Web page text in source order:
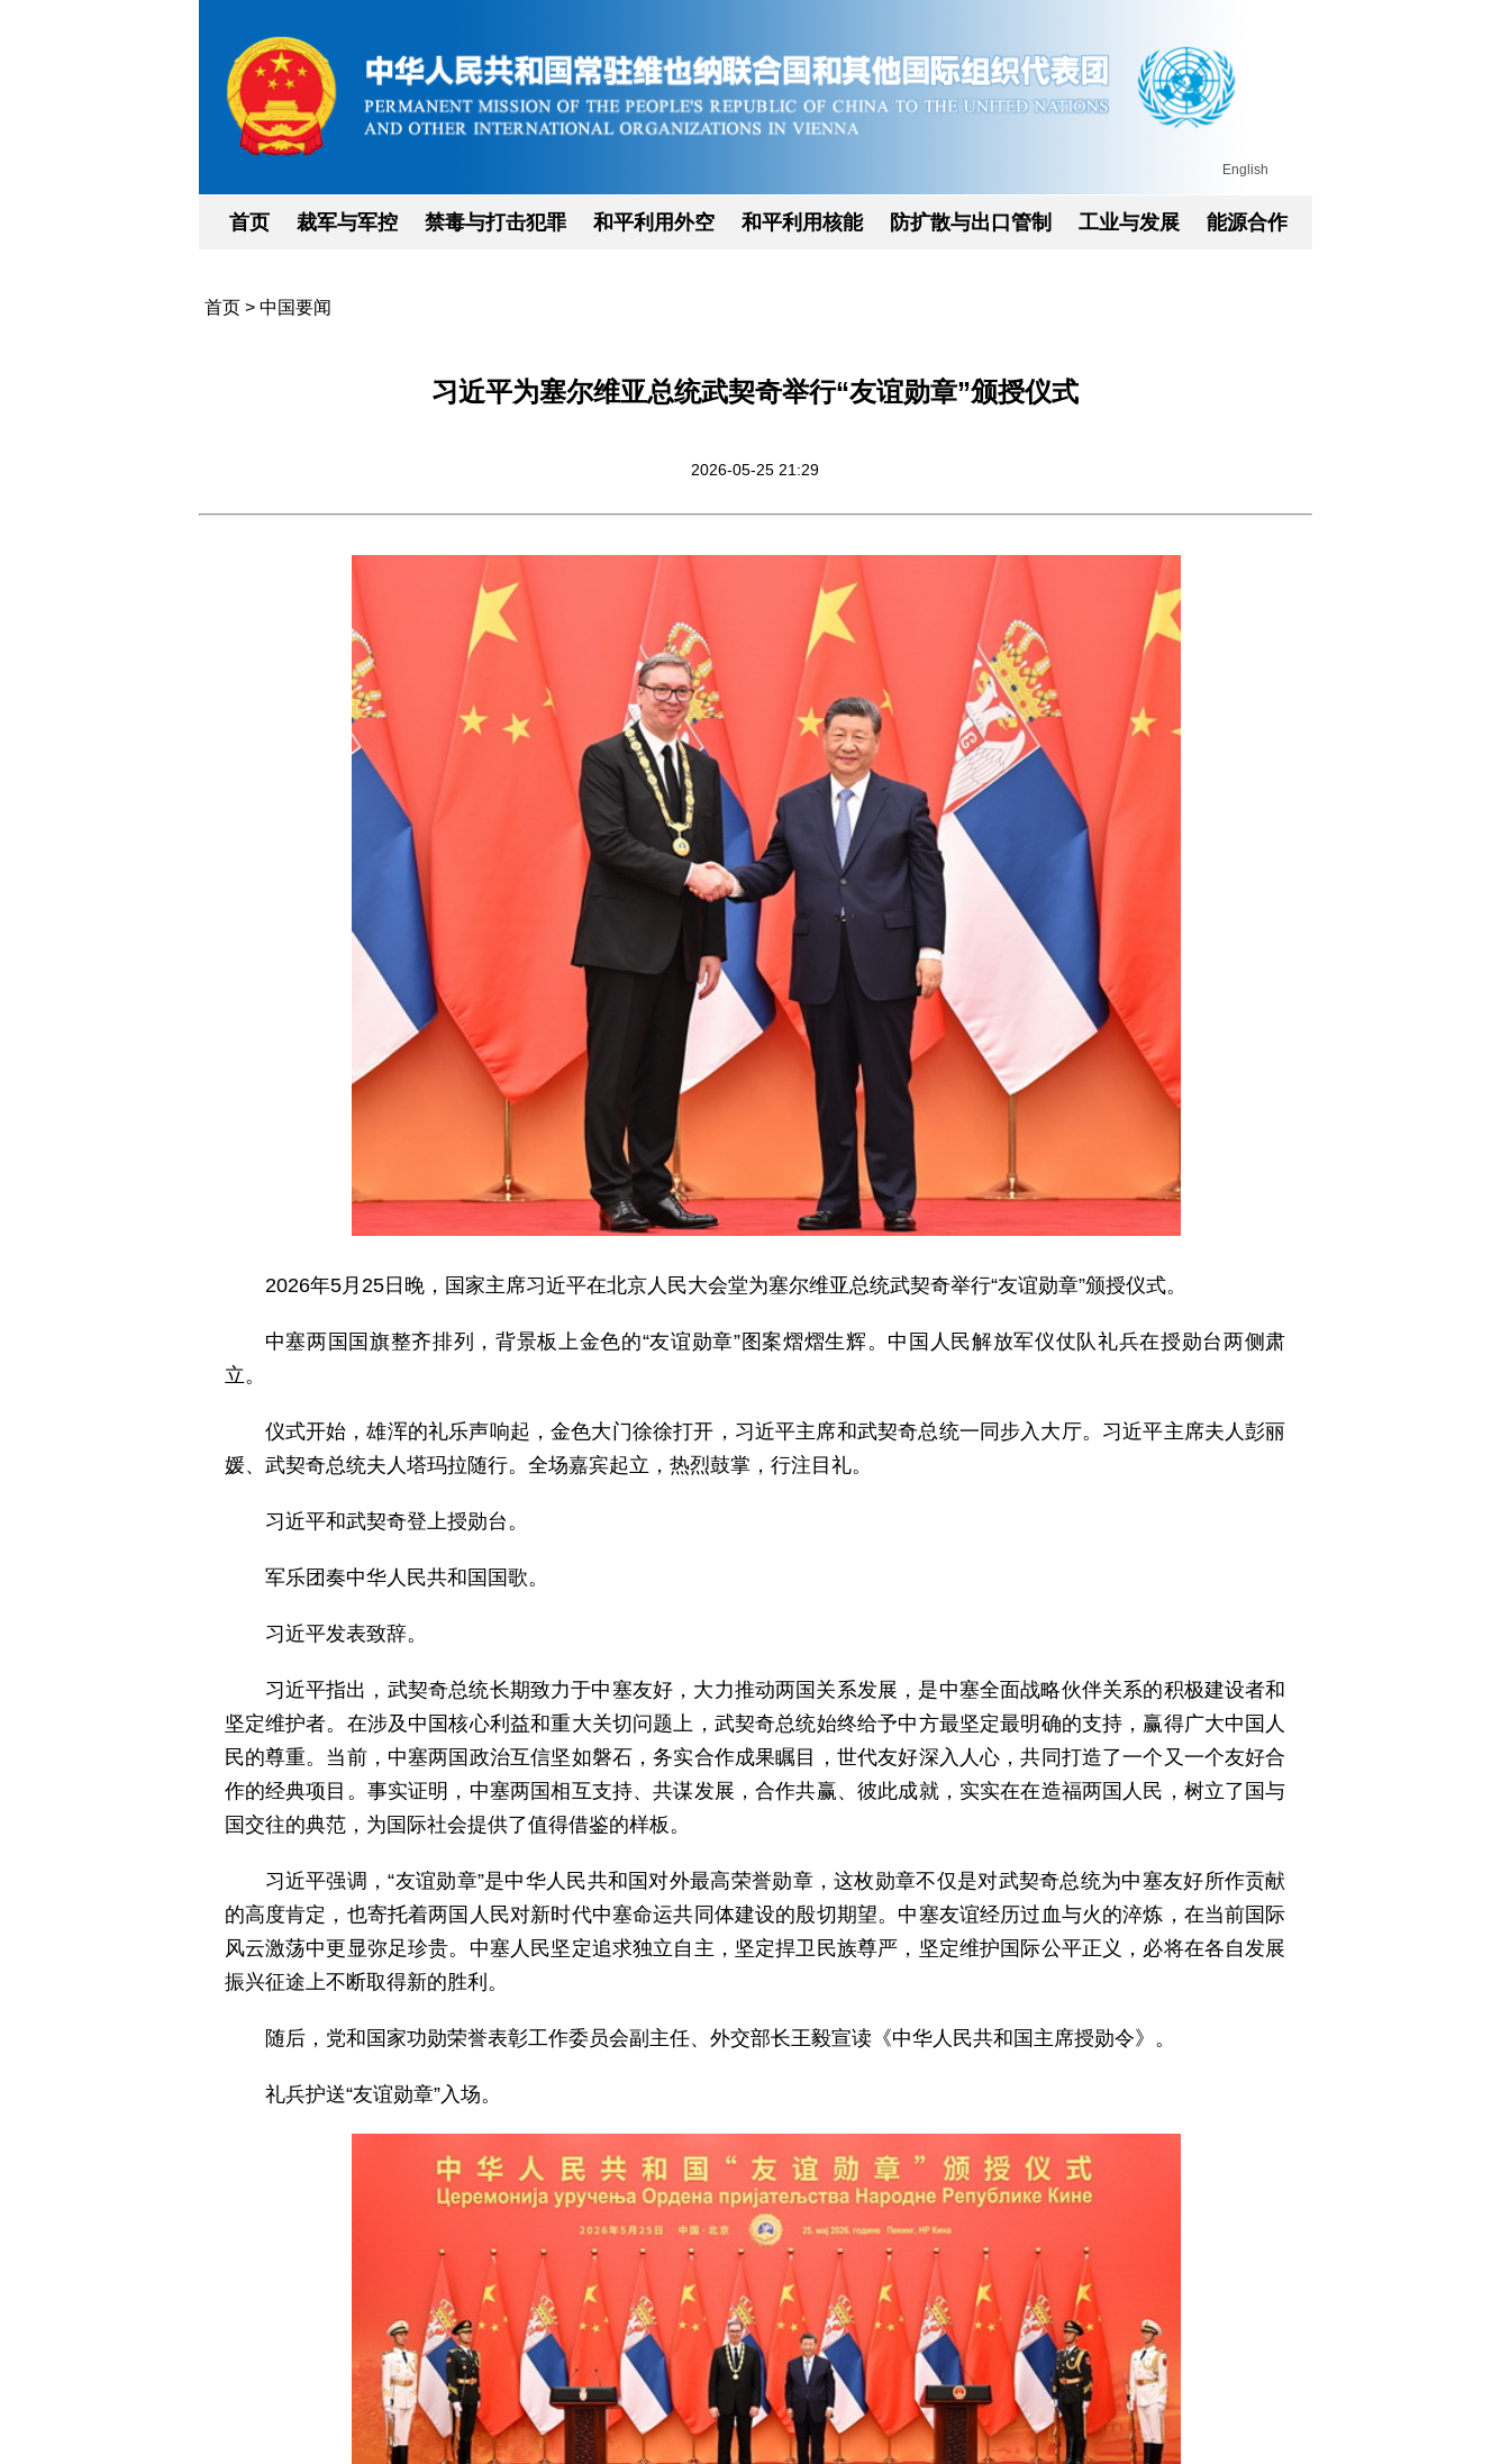
English
首页 裁军与军控 禁毒与打击犯罪 和平利用外空 和平利用核能 防扩散与出口管制 工业与发展 能源合作
首页> 中国要闻
习近平为塞尔维亚总统武契奇举行“友谊勋章”颁授仪式
2026-05-25 21:29
2026年5月25日晚，国家主席习近平在北京人民大会堂为塞尔维亚总统武契奇举行“友谊勋章”颁授仪式。
中塞两国国旗整齐排列，背景板上金色的“友谊勋章”图案熠熠生辉。中国人民解放军仪仗队礼兵在授勋台两侧肃
立。
仪式开始，雄浑的礼乐声响起，金色大门徐徐打开，习近平主席和武契奇总统一同步入大厅。习近平主席夫人彭丽
媛、武契奇总统夫人塔玛拉随行。全场嘉宾起立，热烈鼓掌，行注目礼。
习近平和武契奇登上授勋台。
军乐团奏中华人民共和国国歌。
习近平发表致辞。
习近平指出，武契奇总统长期致力于中塞友好，大力推动两国关系发展，是中塞全面战略伙伴关系的积极建设者和
坚定维护者。在涉及中国核心利益和重大关切问题上，武契奇总统始终给予中方最坚定最明确的支持，赢得广大中国人
民的尊重。当前，中塞两国政治互信坚如磐石，务实合作成果瞩目，世代友好深入人心，共同打造了一个又一个友好合
作的经典项目。事实证明，中塞两国相互支持、共谋发展，合作共赢、彼此成就，实实在在造福两国人民，树立了国与
国交往的典范，为国际社会提供了值得借鉴的样板。
习近平强调，“友谊勋章”是中华人民共和国对外最高荣誉勋章，这枚勋章不仅是对武契奇总统为中塞友好所作贡献
的高度肯定，也寄托着两国人民对新时代中塞命运共同体建设的殷切期望。中塞友谊经历过血与火的淬炼，在当前国际
风云激荡中更显弥足珍贵。中塞人民坚定追求独立自主，坚定捍卫民族尊严，坚定维护国际公平正义，必将在各自发展
振兴征途上不断取得新的胜利。
随后，党和国家功勋荣誉表彰工作委员会副主任、外交部长王毅宣读《中华人民共和国主席授勋令》。
礼兵护送“友谊勋章”入场。